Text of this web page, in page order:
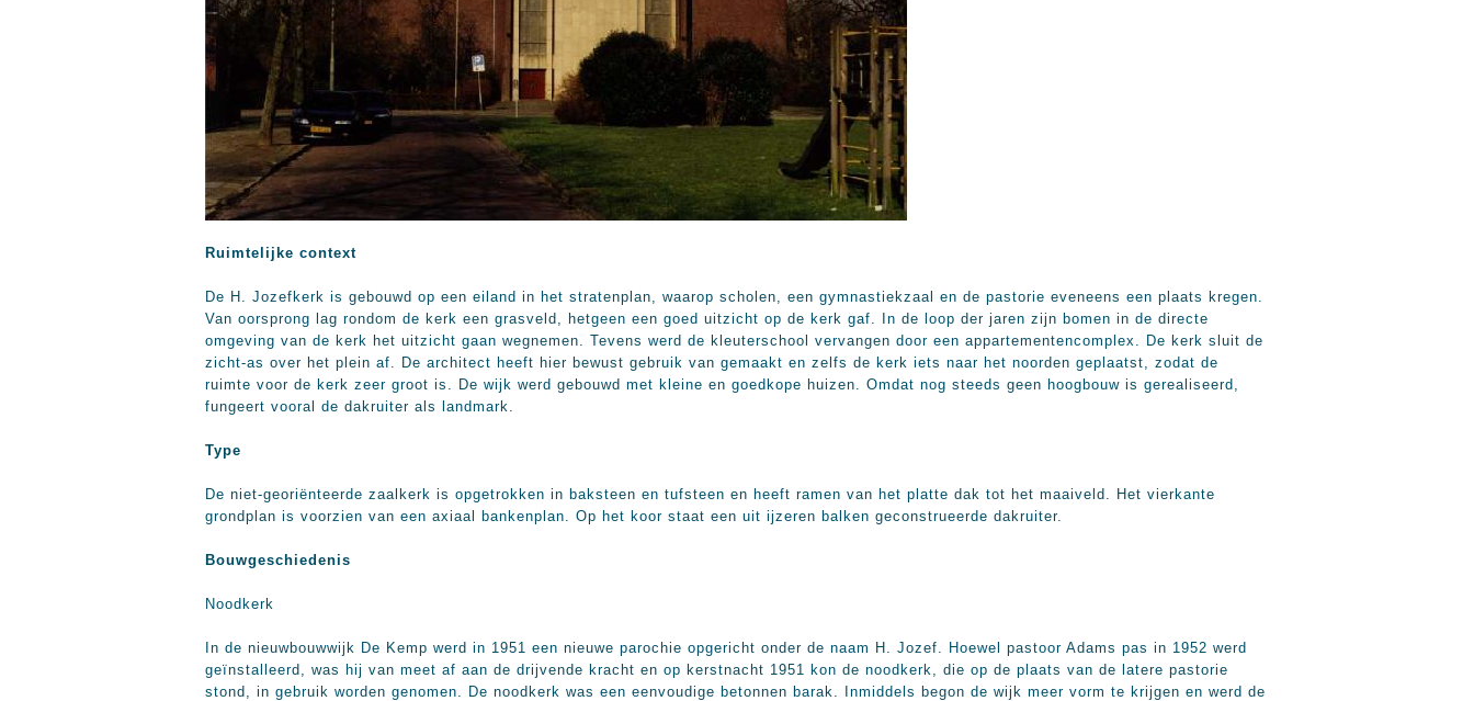
Ruimtelijke context
De H. Jozefkerk is gebouwd op een eiland in het stratenplan, waarop scholen, een gymnastiekzaal en de pastorie eveneens een plaats kregen.
Van oorsprong lag rondom de kerk een grasveld, hetgeen een goed uitzicht op de kerk gaf. In de loop der jaren zijn bomen in de directe
omgeving van de kerk het uitzicht gaan wegnemen. Tevens werd de kleuterschool vervangen door een appartementencomplex. De kerk sluit de
zicht-as over het plein af. De architect heeft hier bewust gebruik van gemaakt en zelfs de kerk iets naar het noorden geplaatst, zodat de
ruimte voor de kerk zeer groot is. De wijk werd gebouwd met kleine en goedkope huizen. Omdat nog steeds geen hoogbouw is gerealiseerd,
fungeert vooral de dakruiter als landmark.
Type
De niet-georiënteerde zaalkerk is opgetrokken in baksteen en tufsteen en heeft ramen van het platte dak tot het maaiveld. Het vierkante
grondplan is voorzien van een axiaal bankenplan. Op het koor staat een uit ijzeren balken geconstrueerde dakruiter.
Bouwgeschiedenis
Noodkerk
In de nieuwbouwwijk De Kemp werd in 1951 een nieuwe parochie opgericht onder de naam H. Jozef. Hoewel pastoor Adams pas in 1952 werd
geïnstalleerd, was hij van meet af aan de drijvende kracht en op kerstnacht 1951 kon de noodkerk, die op de plaats van de latere pastorie
stond, in gebruik worden genomen. De noodkerk was een eenvoudige betonnen barak. Inmiddels begon de wijk meer vorm te krijgen en werd de